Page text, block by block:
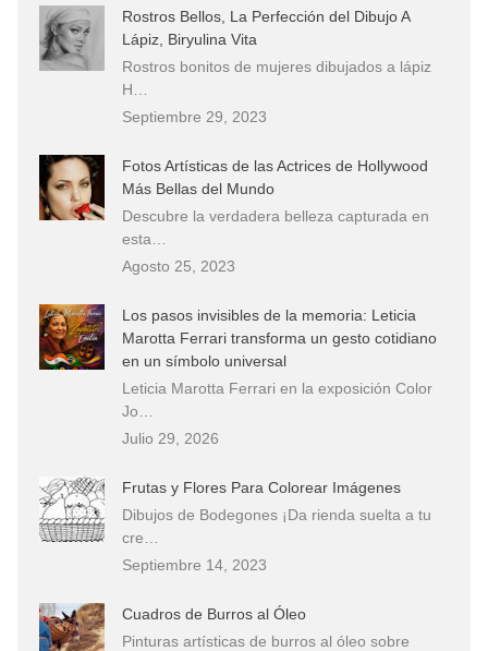
Rostros Bellos, La Perfección del Dibujo A
Lápiz, Biryulina Vita
Rostros bonitos de mujeres dibujados a lápiz
H…
Septiembre 29, 2023
Fotos Artísticas de las Actrices de Hollywood
Más Bellas del Mundo
Descubre la verdadera belleza capturada en
esta…
Agosto 25, 2023
Los pasos invisibles de la memoria: Leticia
Marotta Ferrari transforma un gesto cotidiano
en un símbolo universal
Leticia Marotta Ferrari en la exposición Color
Jo…
Julio 29, 2026
Frutas y Flores Para Colorear Imágenes
Dibujos de Bodegones ¡Da rienda suelta a tu
cre…
Septiembre 14, 2023
Cuadros de Burros al Óleo
Pinturas artísticas de burros al óleo sobre